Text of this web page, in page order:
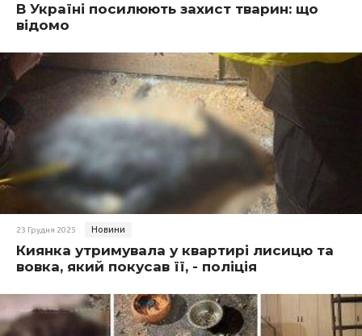
В Україні посилюють захист тварин: що
відомо
23 Грудня 2025 Новини
Киянка утримувала у квартирі лисицю та
вовка, який покусав її, - поліція